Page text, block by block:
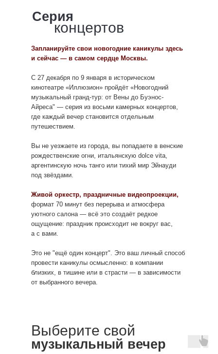
Подробнее об Иллюзионе
Историческая площадка
Кинотеатр «Иллюзион» был открыт в
набережной для показов коллекции
Госфильмофонда. С момента открытия
он стал центром культурной жизни,
демонстрируя фильмы, запрещенные
связан с Госфильмофондом, что
позволяет показывать множество
картин из его богатой коллекции.
Московская Камерата— один из ведущих
камерных оркестров России, созданный в 1994 году
выдающимся скрипачом и композитором Игорем
Фроловым. С первых лет коллектив снискал
признание за высокий исполнительский уровень,
богатый репертуар и яркий стиль.
Оркестр успешно гастролировал в Испании,
Германии, Франции, Польше, а в 2015 году
выступил в Barbican Centre в Лондоне в рамках
проекта Дмитрия Когана, ставшего художественным
руководителем в 2014 году.
профессиональных музыкантов:
Семён Хананаев — виртуоз фортепиано, который
Трио ARISTOCRATS
Серия
концертов
Запланируйте свои новогодние каникулы здесь
и сейчас — в самом сердце Москвы.
С 27 декабря по 9 января в историческом
кинотеатре «Иллюзион» пройдёт «Новогодний
музыкальный гранд-тур: от Вены до Буэнос-
Айреса" — серия из восьми камерных концертов,
где каждый вечер становится отдельным
путешествием.
Вы не уезжаете из города, вы попадаете в венские
рождественские огни, итальянскую dolce vita,
аргентинскую ночь танго или тихий мир Эйнауди
под звёздами.
Живой оркестр, праздничные видеопроекции,
формат 70 минут без перерыва и атмосфера
уютного салона — всё это создаёт редкое
ощущение: праздник происходит не вокруг вас,
а с вами.
Это не "ещё один концерт". Это ваш личный способ
провести каникулы осмысленно: в компании
близких, в тишине или в страсти — в зависимости
от выбранного вечера.
Выберите свой
музыкальный вечер